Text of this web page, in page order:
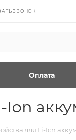
ЗВОНОК
Оплата
для Li-Ion